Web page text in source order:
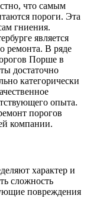
что самым
пороги. Эта
гниения.
является
ремонта. В ряде
Порше в
достаточно
категорически
опыта.
порогов
компании.
характер и
сложность
повреждения